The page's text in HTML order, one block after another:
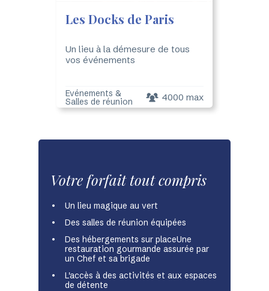
Les Docks de Paris
Un lieu à la démesure de tous
vos événements
4000 max
Evénements &
Salles de réunion
Votre forfait tout compris
Un lieu magique au vert
Des salles de réunion équipées
Des hébergements sur placeUne
restauration gourmande assurée par
un Chef et sa brigade
L'accès à des activités et aux espaces
de détente